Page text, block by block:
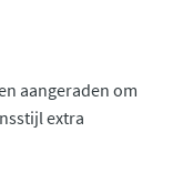
aangeraden om
extra